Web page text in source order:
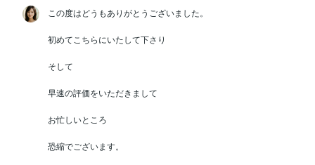
この度はどうもありがとうございました。
初めてこちらにいたして下さり
そして
早速の評価をいただきまして
お忙しいところ
恐縮でございます。